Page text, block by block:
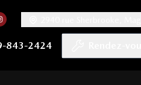
843-2424
TwitterYouTube
compte Tiktok
notre compte LinkedIn
vers notre compte Instagram